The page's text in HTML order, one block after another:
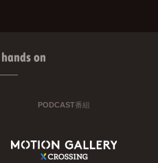
on
PODCAST番組